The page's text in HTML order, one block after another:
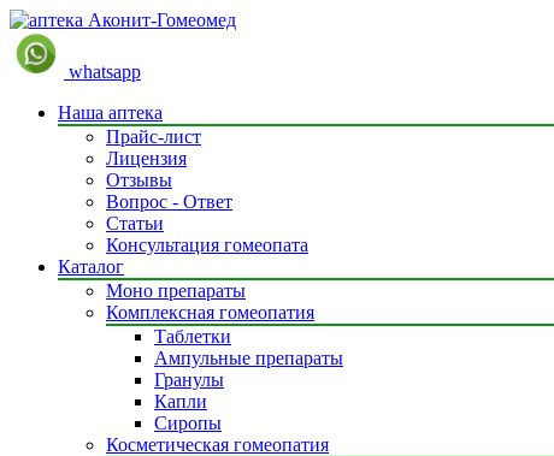
whatsapp
Наша аптека
Прайс-лист
Лицензия
Отзывы
Вопрос - Ответ
Статьи
Консультация гомеопата
Каталог
Моно препараты
Комплексная гомеопатия
Таблетки
Ампульные препараты
Гранулы
Капли
Сиропы
Косметическая гомеопатия